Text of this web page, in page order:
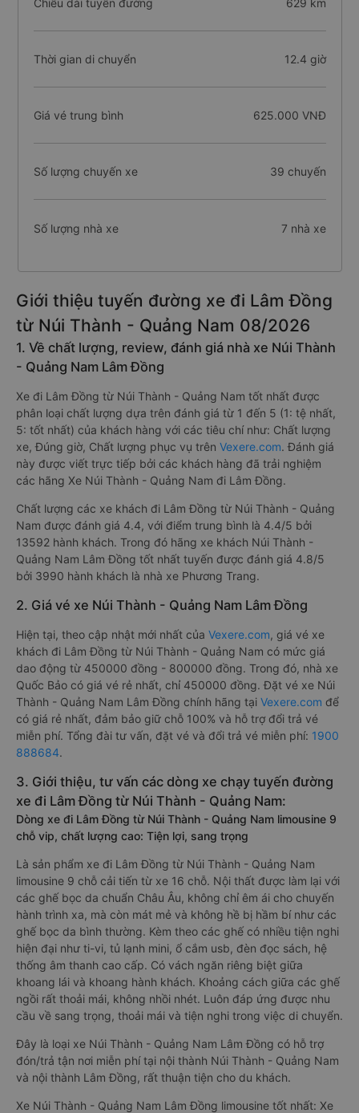
Chiều dài tuyến đường 629 km
Thời gian di chuyển 12.4 giờ
Giá vé trung bình 625.000 VNĐ
Số lượng chuyến xe 39 chuyến
Giới thiệu tuyến đường xe đi Lâm Đồng
1. Về chất lượng, review, đánh giá nhà xe Núi Thành
- Quảng Nam Lâm Đồng
Xe đi Lâm Đồng từ Núi Thành - Quảng Nam tốt nhất được
phân loại chất lượng dựa trên đánh giá từ 1 đến 5 (1: tệ nhất,
5: tốt nhất) của khách hàng với các tiêu chí như: Chất lượng
xe, Đúng giờ, Chất lượng phục vụ trên Vexere.com. Đánh giá
này được viết trực tiếp bởi các khách hàng đã trải nghiệm
các hãng Xe Núi Thành - Quảng Nam đi Lâm Đồng.
Chất lượng các xe khách đi Lâm Đồng từ Núi Thành - Quảng
Nam được đánh giá 4.4, với điểm trung bình là 4.4/5 bởi
13592 hành khách. Trong đó hãng xe khách Núi Thành -
Quảng Nam Lâm Đồng tốt nhất tuyến được đánh giá 4.8/5
bởi 3990 hành khách là nhà xe Phương Trang.
2. Giá vé xe Núi Thành - Quảng Nam Lâm Đồng
Hiện tại, theo cập nhật mới nhất củaVexere.com, giá vé xe
khách đi Lâm Đồng từ Núi Thành - Quảng Nam có mức giá
dao động từ 450000 đồng - 800000 đồng. Trong đó, nhà xe
Quốc Bảo có giá vé rẻ nhất, chỉ 450000 đồng. Đặt vé xe Núi
Thành - Quảng Nam Lâm Đồng chính hãng tại
có giá rẻ nhất, đảm bảo giữ chỗ 100% và hỗ trợ đổi trả vé
miễn phí. Tổng đài tư vấn, đặt vé và đổi trả vé miễn phí:
1900
888684.
3. Giới thiệu, tư vấn các dòng xe chạy tuyến đường
xe đi Lâm Đồng từ Núi Thành - Quảng Nam:
Dòng xe đi Lâm Đồng từ Núi Thành - Quảng Nam limousine 9
chỗ vip, chất lượng cao: Tiện lợi, sang trọng
Là sản phẩm xe đi Lâm Đồng từ Núi Thành - Quảng Nam
limousine 9 chỗ cải tiến từ xe 16 chỗ. Nội thất được làm lại với
các ghế bọc da chuẩn Châu Âu, không chỉ êm ái cho chuyến
hành trình xa, mà còn mát mẻ và không hề bị hầm bí như các
ghế bọc da bình thường. Kèm theo các ghế có nhiều tiện nghi
hiện đại như ti-vi, tủ lạnh mini, ổ cắm usb, đèn đọc sách, hệ
thống âm thanh cao cấp. Có vách ngăn riêng biệt giữa
khoang lái và khoang hành khách. Khoảng cách giữa các ghế
ngồi rất thoải mái, không nhồi nhét. Luôn đáp ứng được nhu
cầu về sang trọng, thoải mái và tiện nghi trong việc di chuyển.
Đây là loại xe Núi Thành - Quảng Nam Lâm Đồng có hỗ trợ